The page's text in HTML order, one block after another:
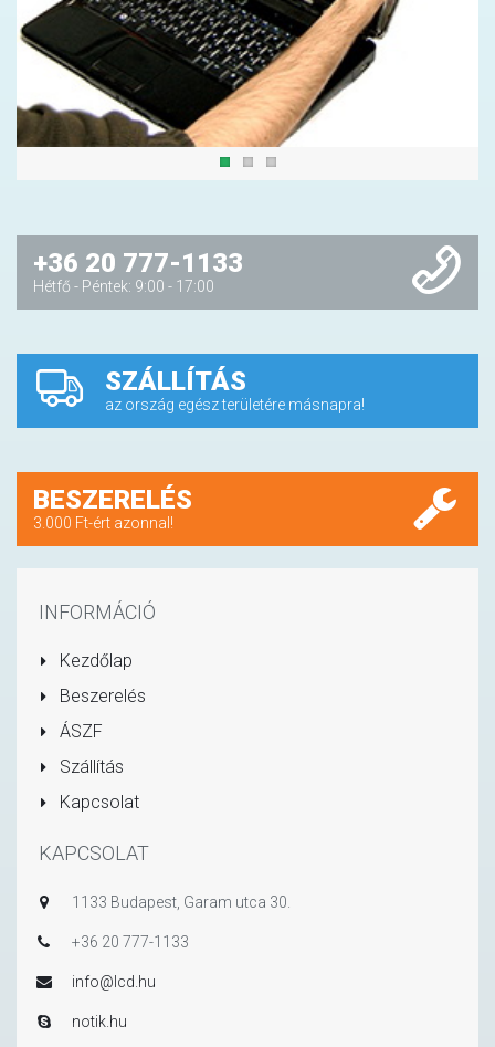
+36 20 777-1133
Hétfő - Péntek: 9:00 - 17:00
SZÁLLÍTÁS
az ország egész területére másnapra!
BESZERELÉS
3.000 Ft-ért azonnal!
INFORMÁCIÓ
Kezdőlap
Beszerelés
ÁSZF
Szállítás
Kapcsolat
KAPCSOLAT
1133 Budapest, Garam utca 30.
+36 20 777-1133
info@lcd.hu
notik.hu